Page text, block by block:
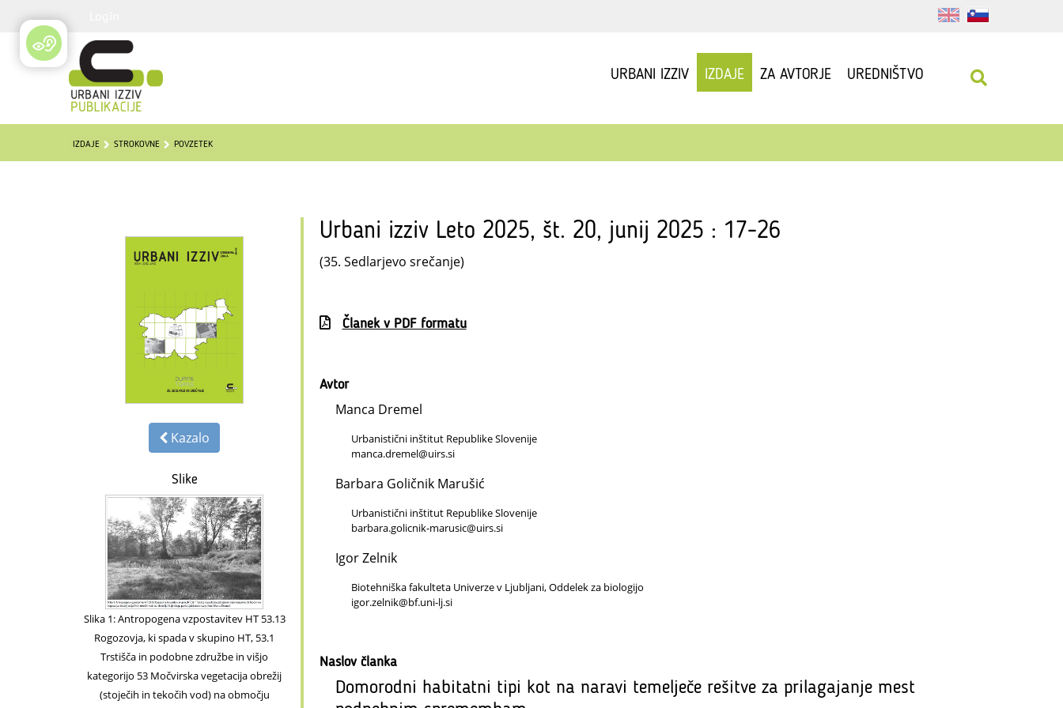
URBANI IZZIV IZDAJE ZA AVTORJE UREDNIŠTVO
IZDAJE STROKOVNE POVZETEK
Kazalo
Slike
Slika 1: Antropogena vzpostavitev HT 53.13
Rogozovja, ki spada v skupino HT, 53.1
Trstišča in podobne združbe in višjo
kategorijo 53 Močvirska vegetacija obrežij
(stoječih in tekočih vod) na območju
Urbani izziv Leto 2025, št. 20, junij 2025 : 17-26
(35. Sedlarjevo srečanje)
Članek v PDF formatu
Avtor
Manca Dremel
Urbanistični inštitut Republike Slovenije
manca.dremel@uirs.si
Barbara Goličnik Marušić
Urbanistični inštitut Republike Slovenije
barbara.golicnik-marusic@uirs.si
Igor Zelnik
Biotehniška fakulteta Univerze v Ljubljani, Oddelek za biologijo
igor.zelnik@bf.uni-lj.si
Naslov članka
Domorodni habitatni tipi kot na naravi temelječe rešitve za prilagajanje mest